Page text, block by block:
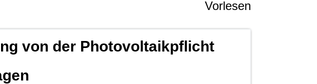
Vorlesen
von der Photovoltaikpflicht